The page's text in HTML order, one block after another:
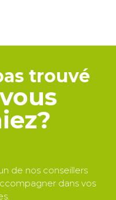
trouvé
de nos conseillers
dans vos